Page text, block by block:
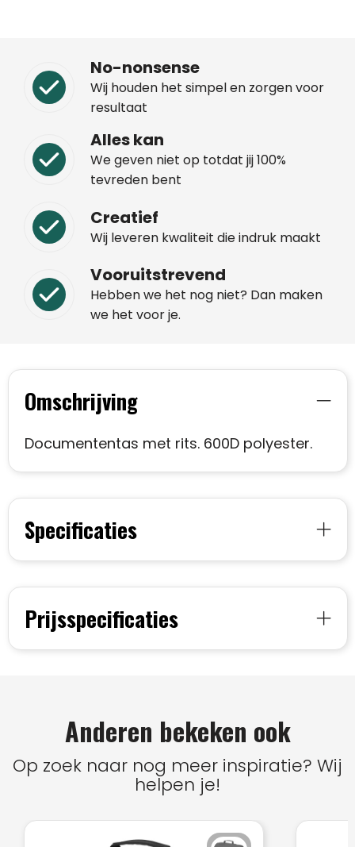
No-nonsense
Wij houden het simpel en zorgen voor
resultaat
Alles kan
We geven niet op totdat jij 100%
tevreden bent
Creatief
Wij leveren kwaliteit die indruk maakt
Vooruitstrevend
Hebben we het nog niet? Dan maken
we het voor je.
Omschrijving
Documententas met rits. 600D polyester.
Specificaties
Prijsspecificaties
Anderen bekeken ook
Op zoek naar nog meer inspiratie? Wij
helpen je!